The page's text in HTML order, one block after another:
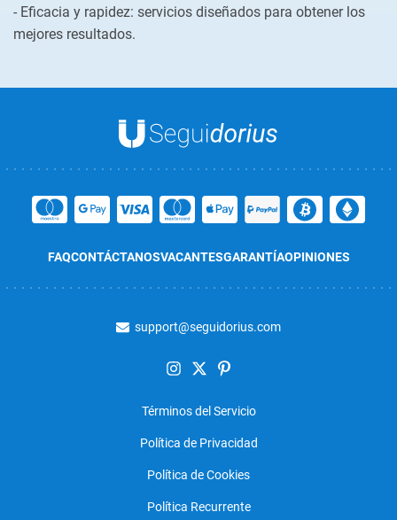
- Eficacia y rapidez: servicios diseñados para obtener los
mejores resultados.
FAQCONTÁCTANOSVACANTESGARANTÍAOPINIONES
Términos del Servicio
Política de Privacidad
Política de Cookies
Política Recurrente
support@seguidorius.com